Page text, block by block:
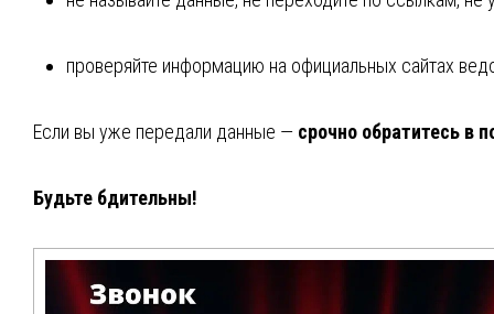
проверяйте информацию на официальных сайтах
Если вы уже передали данные — срочно обратитесь в
Будьте бдительны!